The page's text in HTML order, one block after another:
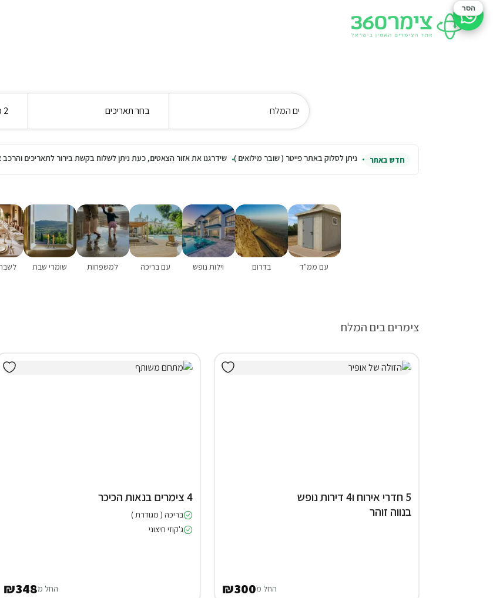
ים המלח בחר תאריכים 2 מבוגרים
חדש באתר ניתן לסלוק באתר פייטר ( שובר מילואים ) שידרגנו את אזור הצאטים, כעת ניתן לשלוח בקשת בירור לתאריכים
עם ממ"ד בדרום וילות נופש עם בריכה למשפחות שומרי שבת
צימרים בים המלח
5 חדרי אירוח ו4 דירות נופש
בנווה זוהר
החל מ₪300
4 צימרים בנאות הכיכר
בריכה ( מגודרת )
ג'קוזי חיצוני
החל מ₪348
סיוע בהזמנה
הסר